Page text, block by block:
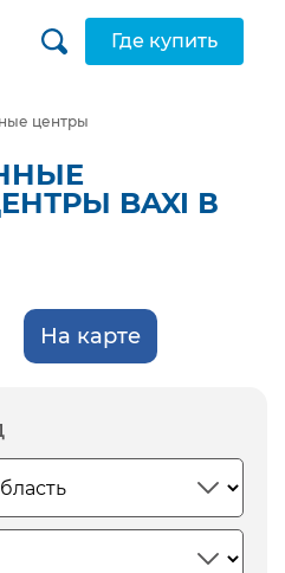
Где купить
центры
BAXI В
На карте